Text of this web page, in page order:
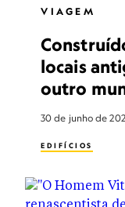
VIAGEM
locais
outro
30 de junho de
EDIFÍCIOS